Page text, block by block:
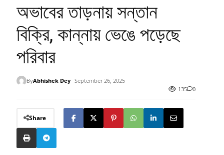
অভাবের তাড়নায় সন্তান
বিক্রি, কান্নায় ভেঙে পড়েছে
পরিবার
ByAbhishek Dey September 26, 2025
135
0
Share